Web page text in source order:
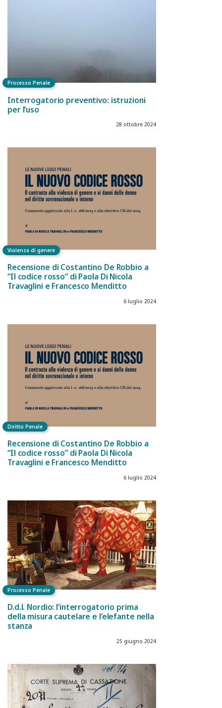
Processo Penale
Interrogatorio preventivo: istruzioni
per l’uso
28 ottobre 2024
Violenza di genere
Recensione di Costantino De Robbio a
“Il codice rosso” di Paola Di Nicola
Travaglini e Francesco Menditto
6 luglio 2024
Diritto Penale
Recensione di Costantino De Robbio a
“Il codice rosso” di Paola Di Nicola
Travaglini e Francesco Menditto
6 luglio 2024
Processo Penale
D.d.l. Nordio: l’interrogatorio prima
della misura cautelare e l’elefante nella
stanza
25 giugno 2024